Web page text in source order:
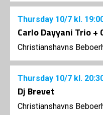
Thursday 10/7 kl.
Carlo Dayyani Trio +
Christianshavns
Thursday 10/7 kl.
Dj Brevet
Christianshavns